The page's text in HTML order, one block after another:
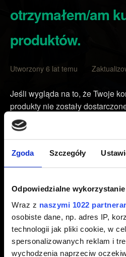
Zgoda Szczegóły
Odpowiedzialne
Wraz z naszymi 1022
osobiste dane, np. adres IP,
technologii jak pliki cookie, w
spersonalizowanych reklam i
wychodzenia naprzeciw
otrzymałem/am
produktów.
Utworzony 6 lat temu
Jeśli wygląda na to, że Twoje
produkty nie zostały
menu "Otwórz Fanty" w
obciążono konto więcej niż raz,
(np. zrzut ekranu z
potwierdzeniem) oraz datę i
Jeśli chcesz uzyskać zwrot
na urządzeniu Android, wejdź
https://support.google.com/
hl=pl